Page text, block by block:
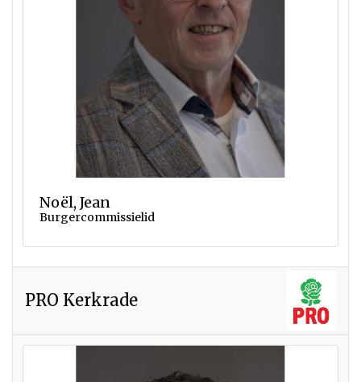
Noël, Jean
Burgercommissielid
PRO Kerkrade